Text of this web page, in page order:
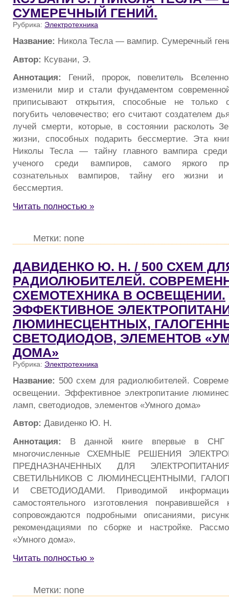
СУМЕРЕЧНЫЙ ГЕНИЙ.
Рубрика: Электротехника
Название: Никола Тесла — вампир. Сумеречный
Автор: Ксувани, Э.
Аннотация: Гений, пророк, повелитель
изменили мир и стали фундаментом
приписывают открытия, способные не только
погубить человечество; его считают создателем
лучей смерти, которые, в состоянии расколоть
жизни, способных подарить бессмертие. Эта
Николы Тесла — тайну главного вампира
ученого среди вампиров, самого яркого
сознательных вампиров, тайну его жизни и
бессмертия.
Читать полностью »
Метки: none
ДАВИДЕНКО Ю. Н. / 500 СХЕМ
РАДИОЛЮБИТЕЛЕЙ.
СХЕМОТЕХНИКА В ОСВЕЩЕНИИ.
ЭФФЕКТИВНОЕ
ЛЮМИНЕСЦЕНТНЫХ,
СВЕТОДИОДОВ, ЭЛЕМЕНТОВ
ДОМА»
Рубрика: Электротехника
Название: 500 схем для радиолюбителей.
освещении. Эффективное электропитание
ламп, светодиодов, элементов «Умного дома»
Автор: Давиденко Ю. Н.
Аннотация: В данной книге впервые в СНГ
многочисленные СХЕМНЫЕ РЕШЕНИЯ
ПРЕДНАЗНАЧЕННЫХ ДЛЯ
СВЕТИЛЬНИКОВ С ЛЮМИНЕСЦЕНТНЫМИ,
И СВЕТОДИОДАМИ. Приводимой
самостоятельного изготовления
сопровождаются подробными описаниями,
рекомендациями по сборке и настройке.
«Умного дома».
Читать полностью »
Метки: none